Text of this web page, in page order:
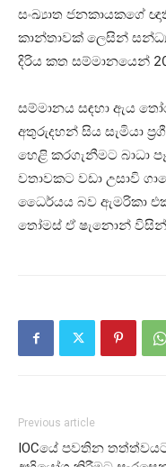
සංඛ්‍යාත ජනකායකගේ
කාන්තාවක් ලෙසින්
දිරිය කත සම්මානයෙන්
සම්මානය සඳහා ඇය
අතුරුදහන් සිය සැමියා
හෙළි කරගැනීමට බාධා
වතාවකට වඩා උසාවි
ධෛර්යය බව ඇමරිකා
තෝමස් ඒ ෂැනොන් විසින්
Previous article
IOCයේ පවතින